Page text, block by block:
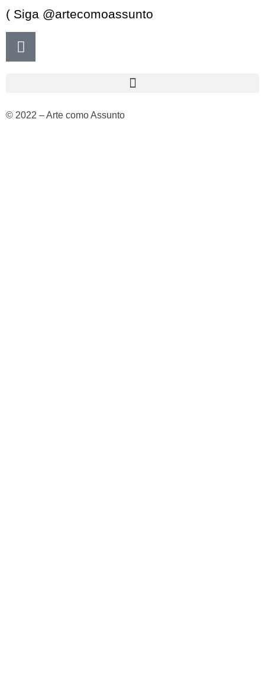
( Siga @artecomoassunto
© 2022 – Arte como Assunto